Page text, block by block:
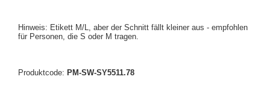
Hinweis: Etikett M/L, aber der Schnitt fällt kleiner aus - empfohlen
für Personen, die S oder M tragen.
Produktcode: PM-SW-SY5511.78